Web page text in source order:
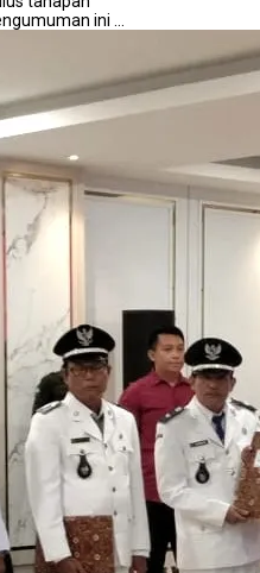
ini ...